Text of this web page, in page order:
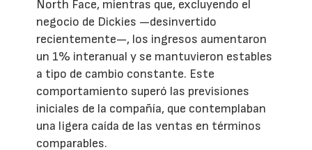
North Face, mientras que, excluyendo el
negocio de Dickies —desinvertido
recientemente—, los ingresos aumentaron
un 1% interanual y se mantuvieron estables
a tipo de cambio constante. Este
comportamiento superó las previsiones
iniciales de la compañía, que contemplaban
una ligera caída de las ventas en términos
comparables.